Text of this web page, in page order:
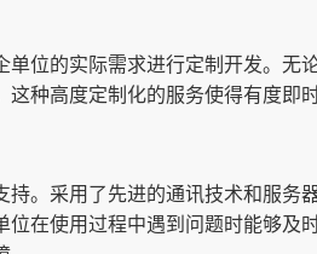
位的实际需求进行定制开发。无
种高度定制化的服务使得有度即
。采用了先进的通讯技术和服务
在使用过程中遇到问题时能够及